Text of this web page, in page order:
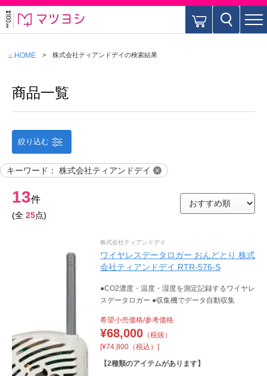
⌂ HOME 株式会社ティアンドデイの検索結果
商品一覧
絞り込む
キーワード ： 株式会社ティアンドデイ
13件
(全 25点)
株式会社ティアンドデイ
ワイヤレスデータロガー おんどとり 株式
会社ティアンドデイ RTR-576-S
●CO2濃度・温度・湿度を測定記録するワイヤレ
スデータロガー ●収集機でデータ自動収集
希望小売価格/参考価格
¥68,000（税抜）
[¥74,800（税込）]
【2種類のアイテムがあります】